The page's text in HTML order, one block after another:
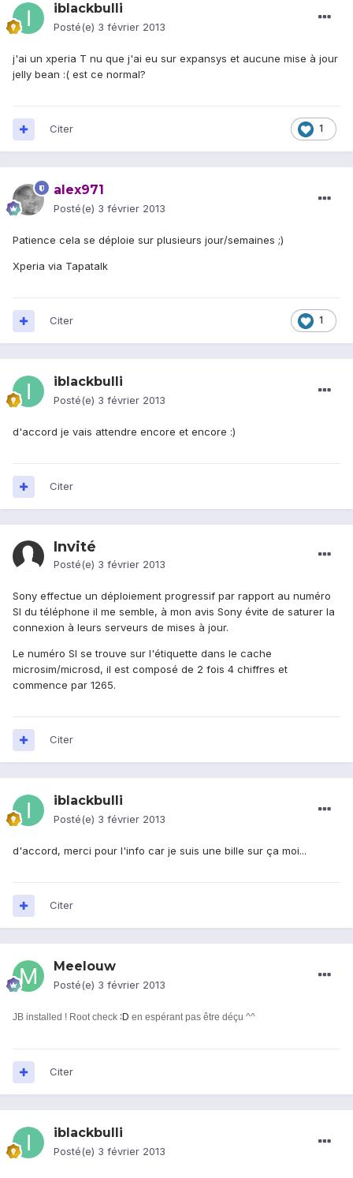
iblackbulli
Posté(e) 3 février 2013
j'ai un xperia T nu que j'ai eu sur expansys et aucune mise à jour
jelly bean :( est ce normal?
1
Citer
alex971
Posté(e) 3 février 2013
Patience cela se déploie sur plusieurs jour/semaines ;)
Xperia via Tapatalk
1
Citer
iblackbulli
Posté(e) 3 février 2013
d'accord je vais attendre encore et encore :)
Citer
Invité
Posté(e) 3 février 2013
Sony effectue un déploiement progressif par rapport au numéro
SI du téléphone il me semble, à mon avis Sony évite de saturer la
connexion à leurs serveurs de mises à jour.
Le numéro SI se trouve sur l'étiquette dans le cache
microsim/microsd, il est composé de 2 fois 4 chiffres et
commence par 1265.
Citer
iblackbulli
Posté(e) 3 février 2013
d'accord, merci pour l'info car je suis une bille sur ça moi...
Citer
Meelouw
Posté(e) 3 février 2013
JB installed ! Root check :D en espérant pas être déçu ^^
Citer
iblackbulli
Posté(e) 3 février 2013